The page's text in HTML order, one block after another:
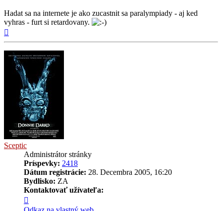
Hadat sa na internete je ako zucastnit sa paralympiady - aj ked
vyhras - furt si retardovany.
Sceptic
Administrátor stránky
Príspevky: 2418
Dátum registrácie: 28. Decembra 2005, 16:20
Bydlisko: ZA
Kontaktovať užívateľa:
informácie